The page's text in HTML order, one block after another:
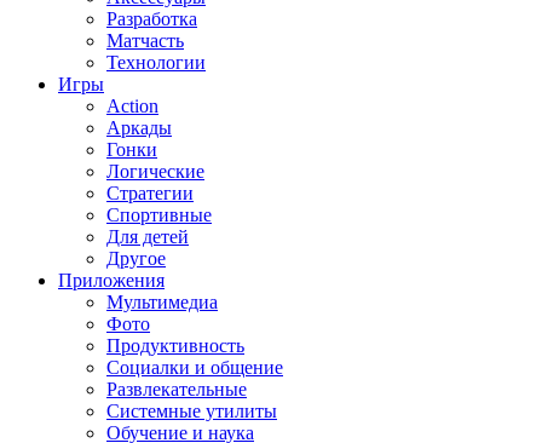
Разработка
Матчасть
Технологии
Игры
Action
Аркады
Гонки
Логические
Стратегии
Спортивные
Для детей
Другое
Приложения
Мультимедиа
Фото
Продуктивность
Социалки и общение
Развлекательные
Системные утилиты
Обучение и наука